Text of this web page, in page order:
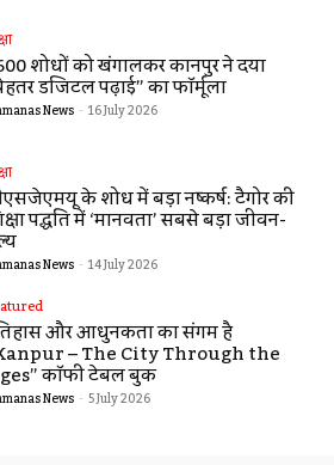
शोधों को खंगालकर कानपुर ने दिया
डिजिटल पढ़ाई” का फॉर्मूला
News - 16 July 2026
के शोध में बड़ा निष्कर्ष: टैगोर की
पद्धति में ‘मानवता’ सबसे बड़ा जीवन-
News - 14 July 2026
और आधुनिकता का संगम है
– The City Through the
कॉफी टेबल बुक
News - 5 July 2026